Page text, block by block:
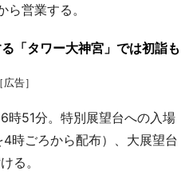
営業する。
「タワー大神宮」では初詣も
［広告］
51分。特別展望台への入場
時ごろから配布）、大展望台
る。